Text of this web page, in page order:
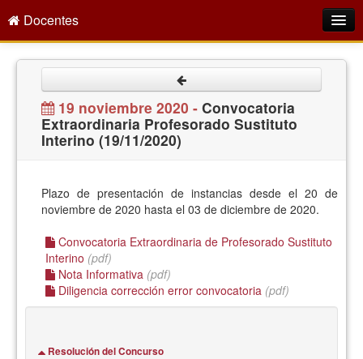
Docentes
Empleo Público
Gestión PDI
Seprus
Directorio
19 noviembre 2020 - Convocatoria
Extraordinaria Profesorado Sustituto
Interino (19/11/2020)
Plazo de presentación de instancias desde el 20 de
noviembre de 2020 hasta el 03 de diciembre de 2020.
Convocatoria Extraordinaria de Profesorado Sustituto
Interino (pdf)
Nota Informativa (pdf)
Diligencia corrección error convocatoria (pdf)
Resolución del Concurso